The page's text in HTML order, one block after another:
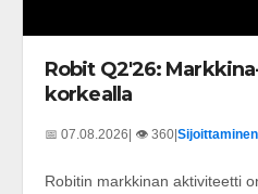
Robit Q2'26:
korkealla
📅 07.08.2026 | 👁️ 360
Robitin markkinan aktiviteetti